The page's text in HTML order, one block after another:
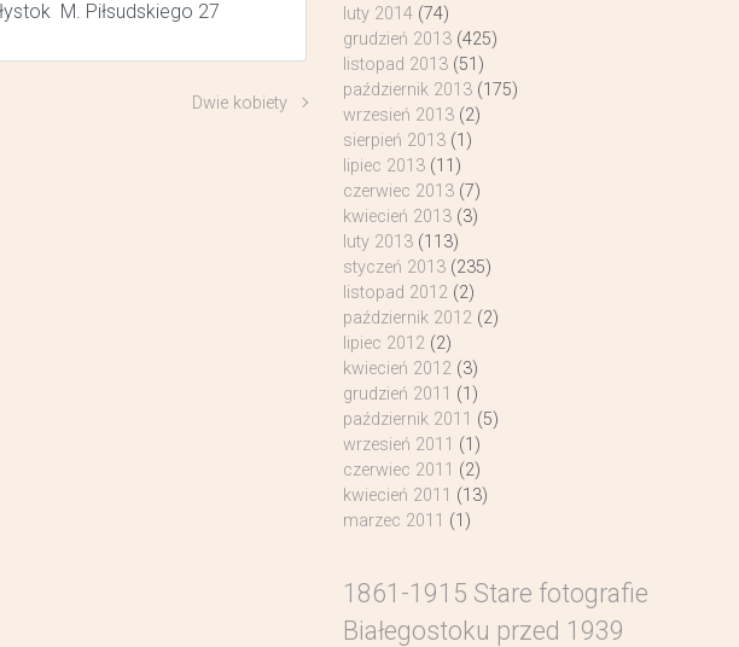
M. Piłsudskiego 27
Dwie kobiety
luty 2014(74)
grudzień 2013(425)
listopad 2013(51)
październik 2013(175)
wrzesień 2013(2)
sierpień 2013(1)
lipiec 2013(11)
czerwiec 2013(7)
kwiecień 2013(3)
luty 2013(113)
styczeń 2013(235)
listopad 2012(2)
październik 2012(2)
lipiec 2012(2)
kwiecień 2012(3)
grudzień 2011 (1)
październik 2011 (5)
wrzesień 2011 (1)
czerwiec 2011 (2)
kwiecień 2011 (13)
marzec 2011 (1)
1861-1915 Stare fotografie
Białegostoku przed 1939